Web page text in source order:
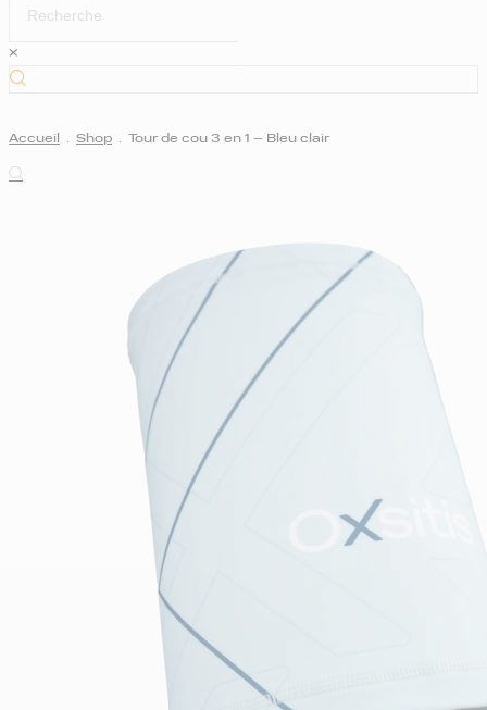
×
Accueil . Shop . Tour de cou 3 en 1 – Bleu clair